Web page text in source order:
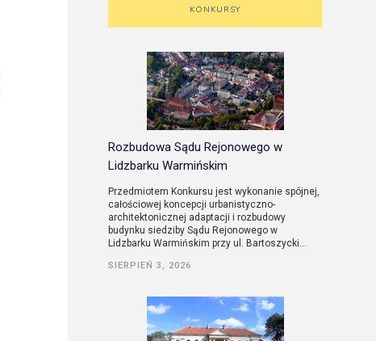
KONKURSY
Rozbudowa Sądu Rejonowego w
Lidzbarku Warmińskim
Przedmiotem Konkursu jest wykonanie spójnej,
całościowej koncepcji urbanistyczno-
architektonicznej adaptacji i rozbudowy
budynku siedziby Sądu Rejonowego w
Lidzbarku Warmińskim przy ul. Bartoszycki...
SIERPIEŃ 3, 2026